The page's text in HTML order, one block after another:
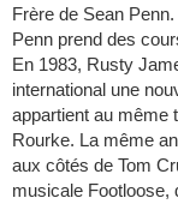
Frère de Sean
Penn prend des
En 1983, Rusty
international une
appartient au même
Rourke. La même
aux côtés de Tom
musicale Footloose,